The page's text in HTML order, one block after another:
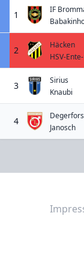
1
IF
2
Häcken
HSV-
3
Sirius
Knaubi
4
Janosch